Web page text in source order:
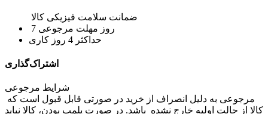
ضمانت سلامت فیزیکی کالا
7 روز مهلت مرجوعی
حداکثر 4 روز کاری
اشتراک‌گذاری
شرایط مرجوعی
کالا از حالت اولیه خارج نشده باشد. در صورت پلمپ بودن، کالا نباید